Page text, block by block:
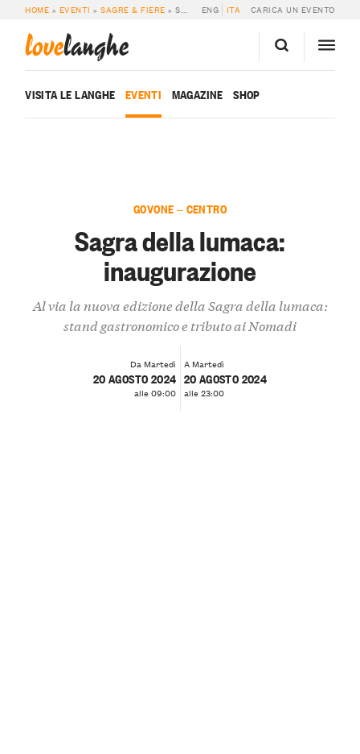
HOME » EVENTI »SAGRE & FIERE »SAGRA DELLA LUMACA: INAUGURAZIONE ENG ITA CARICA UN EVENTO
lovelanghe
VISITA LE LANGHE EVENTI MAGAZINE SHOP
GOVONE — CENTRO
Sagra della lumaca:
inaugurazione
Al via la nuova edizione della Sagra della lumaca:
stand gastronomico e tributo ai Nomadi
Da Martedì
20 AGOSTO 2024
alle 09:00
A Martedì
20 AGOSTO 2024
alle 23:00